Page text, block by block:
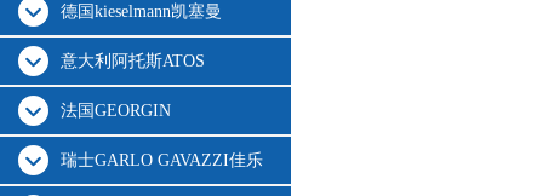
德国kieselmann凯塞曼
意大利阿托斯ATOS
法国GEORGIN
瑞士GARLO GAVAZZI佳乐